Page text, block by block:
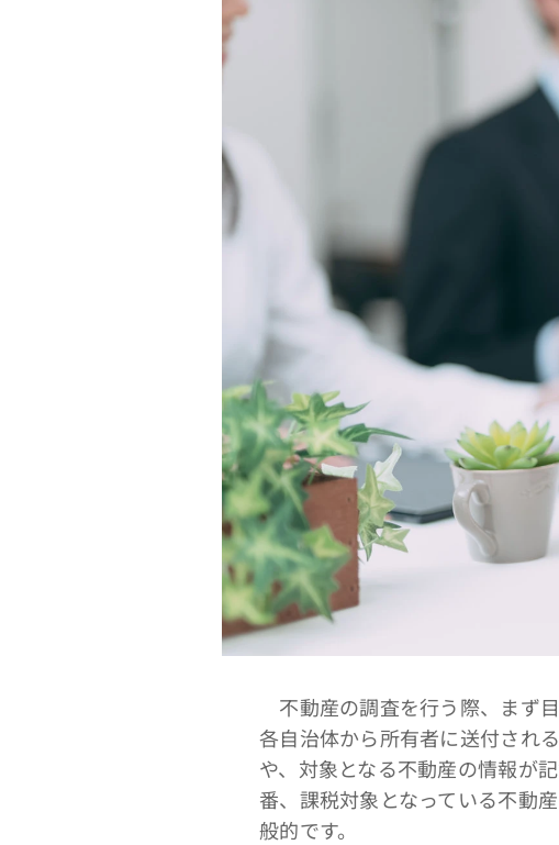
不動産の調査を行う際、まず
各自治体から所有者に送付され
や、対象となる不動産の情報が
番、課税対象となっている不動
般的です。